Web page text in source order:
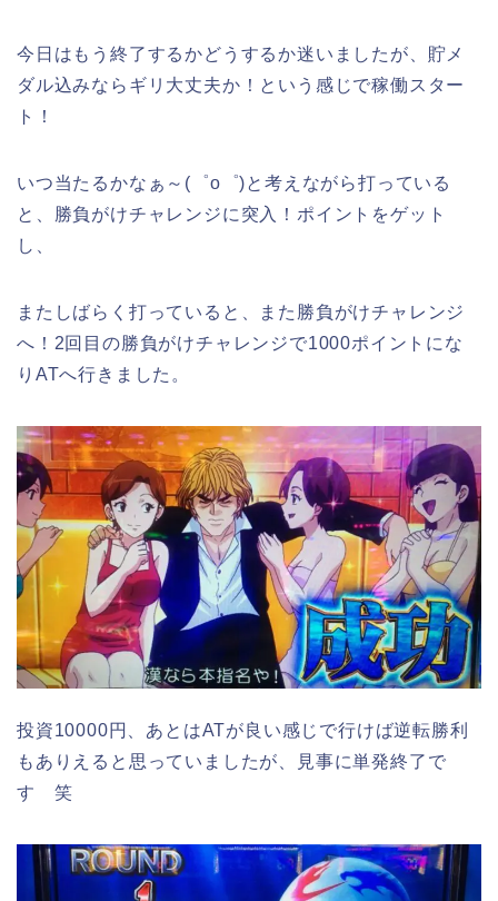
今日はもう終了するかどうするか迷いましたが、貯メ
ダル込みならギリ大丈夫か！という感じで稼働スター
ト！
いつ当たるかなぁ～(゜o゜)と考えながら打っている
と、勝負がけチャレンジに突入！ポイントをゲット
し、
またしばらく打っていると、また勝負がけチャレンジ
へ！2回目の勝負がけチャレンジで1000ポイントにな
りATへ行きました。
投資10000円、あとはATが良い感じで行けば逆転勝利
もありえると思っていましたが、見事に単発終了で
す 笑